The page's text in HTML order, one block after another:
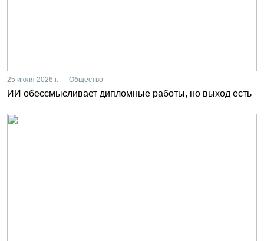
25 июля 2026 г. — Общество
ИИ обессмысливает дипломные работы, но выход есть